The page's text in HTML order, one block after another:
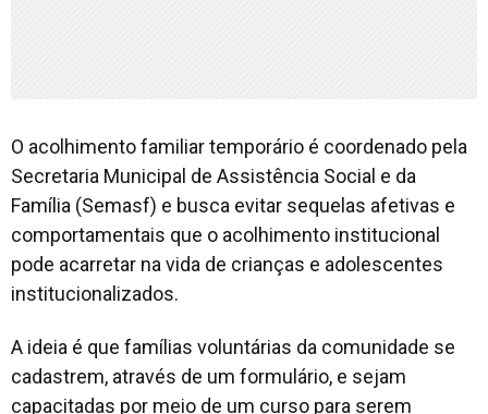
O acolhimento familiar temporário é coordenado pela
Secretaria Municipal de Assistência Social e da
Família (Semasf) e busca evitar sequelas afetivas e
comportamentais que o acolhimento institucional
pode acarretar na vida de crianças e adolescentes
institucionalizados.
A ideia é que famílias voluntárias da comunidade se
cadastrem, através de um formulário, e sejam
capacitadas por meio de um curso para serem